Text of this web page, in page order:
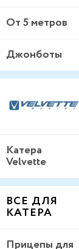
От 5 метров
Джонботы
Катера
Velvette
ВСЕ ДЛЯ
КАТЕРА
Прицепы для